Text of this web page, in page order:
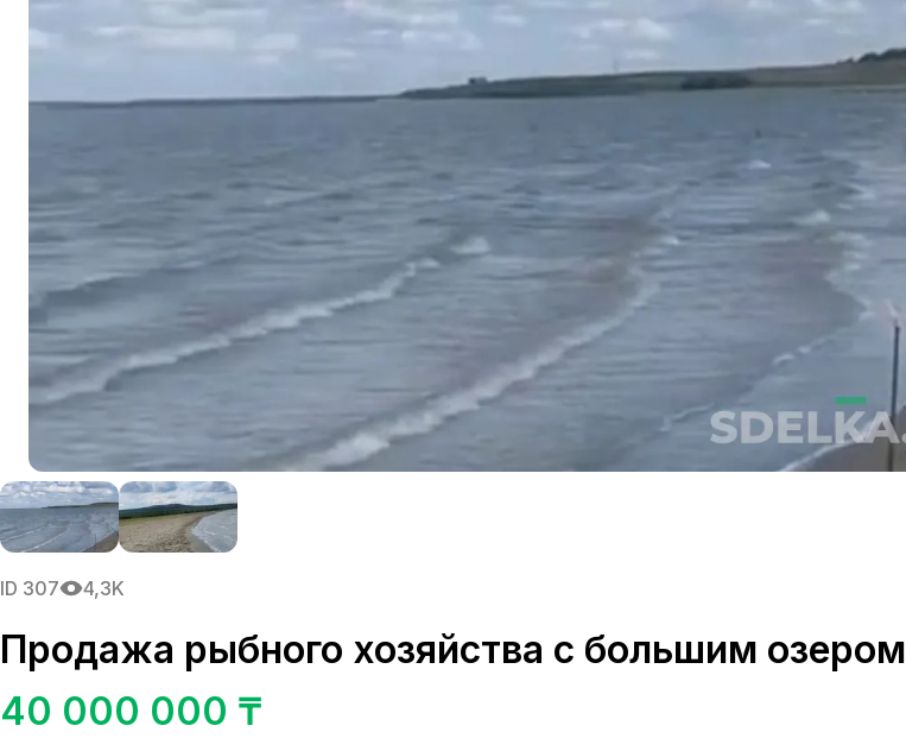
ID 307 4,3K
Продажа рыбного хозяйства с большим озером
40 000 000 ₸